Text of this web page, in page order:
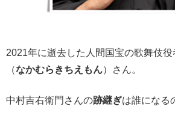
2021年に逝去した人間国宝の歌舞伎役
（なかむらきちえもん）さん。
中村吉右衛門さんの跡継ぎは誰になる